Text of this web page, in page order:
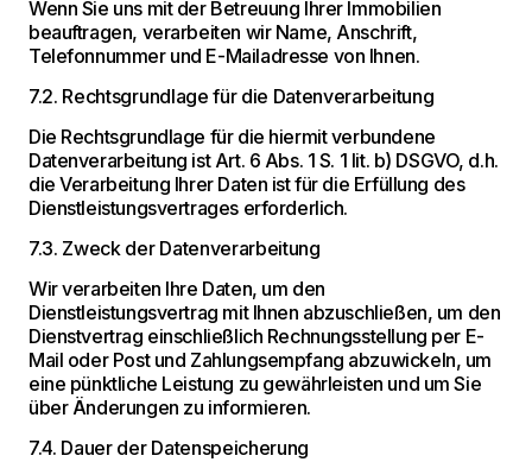
Wenn Sie uns mit der Betreuung Ihrer Immobilien
beauftragen, verarbeiten wir Name, Anschrift,
Telefonnummer und E-Mailadresse von Ihnen.
7.2. Rechtsgrundlage für die Datenverarbeitung
Die Rechtsgrundlage für die hiermit verbundene
Datenverarbeitung ist Art. 6 Abs. 1 S. 1 lit. b) DSGVO, d.h.
die Verarbeitung Ihrer Daten ist für die Erfüllung des
Dienstleistungsvertrages erforderlich.
7.3. Zweck der Datenverarbeitung
Wir verarbeiten Ihre Daten, um den
Dienstleistungsvertrag mit Ihnen abzuschließen, um den
Dienstvertrag einschließlich Rechnungsstellung per E-
Mail oder Post und Zahlungsempfang abzuwickeln, um
eine pünktliche Leistung zu gewährleisten und um Sie
über Änderungen zu informieren.
7.4. Dauer der Datenspeicherung